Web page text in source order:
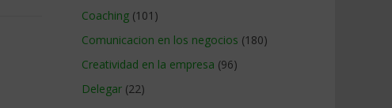
Coaching (101)
Comunicacion en los negocios (180)
Creatividad en la empresa (96)
Delegar (22)